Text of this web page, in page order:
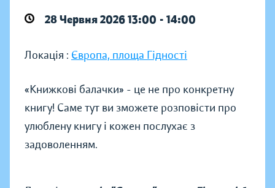
28 Червня 2026 13:00 - 14:00
Локація : Європа, площа Гідності
«Книжкові балачки» - це не про конкретну
книгу! Саме тут ви зможете розповісти про
улюблену книгу і кожен послухає з
задоволенням.